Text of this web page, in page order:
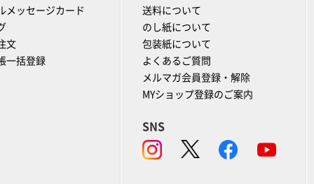
メッセージカード
文
一括登録
送料について
のし紙について
包装紙について
よくあるご質問
メルマガ会員登録・解除
MYショップ登録のご案内
SNS